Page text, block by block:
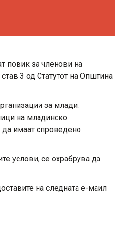
повик за членови на
3 од Статутот на Општина
за млади,
на младинско
имаат спроведено
услови, се охрабрува да
на следната е-маил